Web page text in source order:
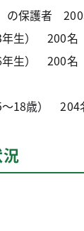
の保護者
年生） 200名
年生） 200名
～18歳） 204